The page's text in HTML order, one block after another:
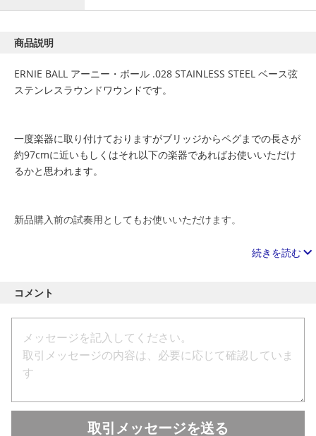
商品説明
ERNIE BALL アーニー・ボール .028 STAINLESS STEEL ベース弦
ステンレスラウンドワウンドです。
一度楽器に取り付けておりますがブリッジからペグまでの長さが
約97cmに近いもしくはそれ以下の楽器であればお使いいただけ
るかと思われます。
新品購入前の試奏用としてもお使いいただけます。
続きを読む
コメント
取引メッセージを送る